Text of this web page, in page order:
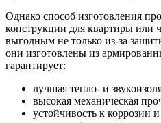
Однако способ изготовления
конструкции для квартиры или
выгодным не только из-за
они изготовлены из
гарантирует:
лучшая тепло- и
высокая механическая
устойчивость к коррозии